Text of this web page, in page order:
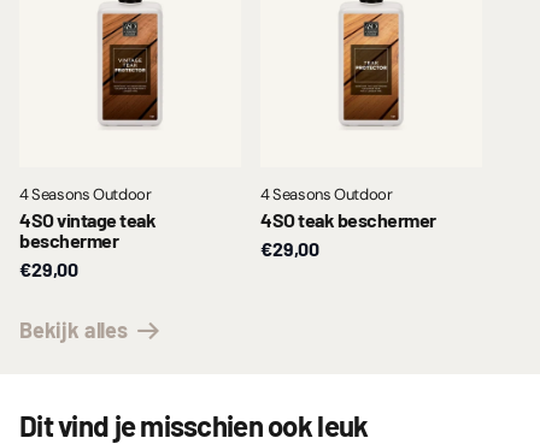
4 Seasons Outdoor
4SO vintage teak
beschermer
€29,00
4 Seasons Outdoor
4SO teak beschermer
€29,00
Bekijk alles
Dit vind je misschien ook leuk